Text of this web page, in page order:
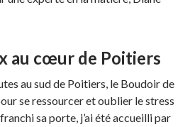
au cœur de Poitiers
au sud de Poitiers, le Boudoir de
se ressourcer et oublier le stress
sa porte, j’ai été accueilli par